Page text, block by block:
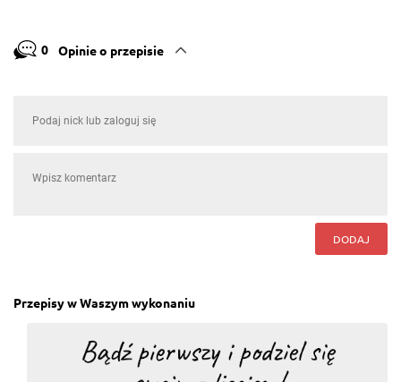
0 Opinie o przepisie
DODAJ
Przepisy w Waszym wykonaniu